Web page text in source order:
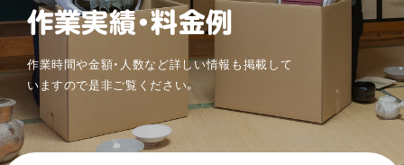
作業実績・料金例
作業時間や金額・人数など詳しい情報も掲載して
いますので是非ご覧ください。